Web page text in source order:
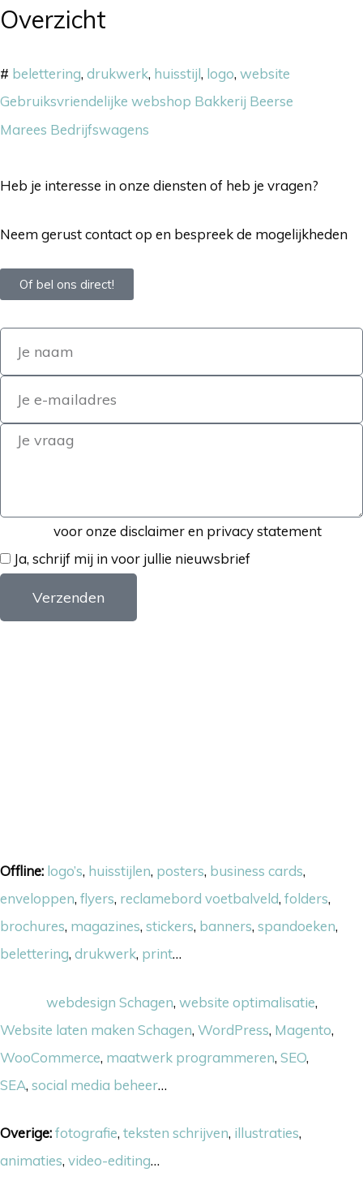
Overzicht
# belettering, drukwerk, huisstijl, logo, website
Gebruiksvriendelijke webshop Bakkerij Beerse
Marees Bedrijfswagens
Heb je interesse in onze diensten of heb je vragen?
Neem gerust contact op en bespreek de mogelijkheden
Of bel ons direct!
voor onze disclaimer en privacy statement
Ja, schrijf mij in voor jullie nieuwsbrief
Verzenden
Offline: logo’s, huisstijlen, posters, business cards,
enveloppen, flyers, reclamebord voetbalveld, folders,
brochures, magazines, stickers, banners, spandoeken,
belettering, drukwerk, print…
webdesign Schagen, website optimalisatie,
Website laten maken Schagen, WordPress, Magento,
WooCommerce, maatwerk programmeren, SEO,
SEA, social media beheer…
Overige:fotografie, teksten schrijven, illustraties,
animaties, video-editing…